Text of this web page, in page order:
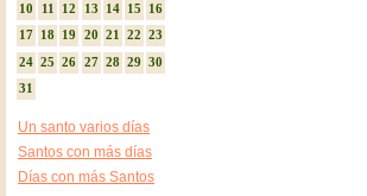
10
11 12 13 14 15
16
17 18 19 20 21 22
23
24 25 26 27 28 29
30
31
Un santo varios días
Santos con más días
Días con más Santos